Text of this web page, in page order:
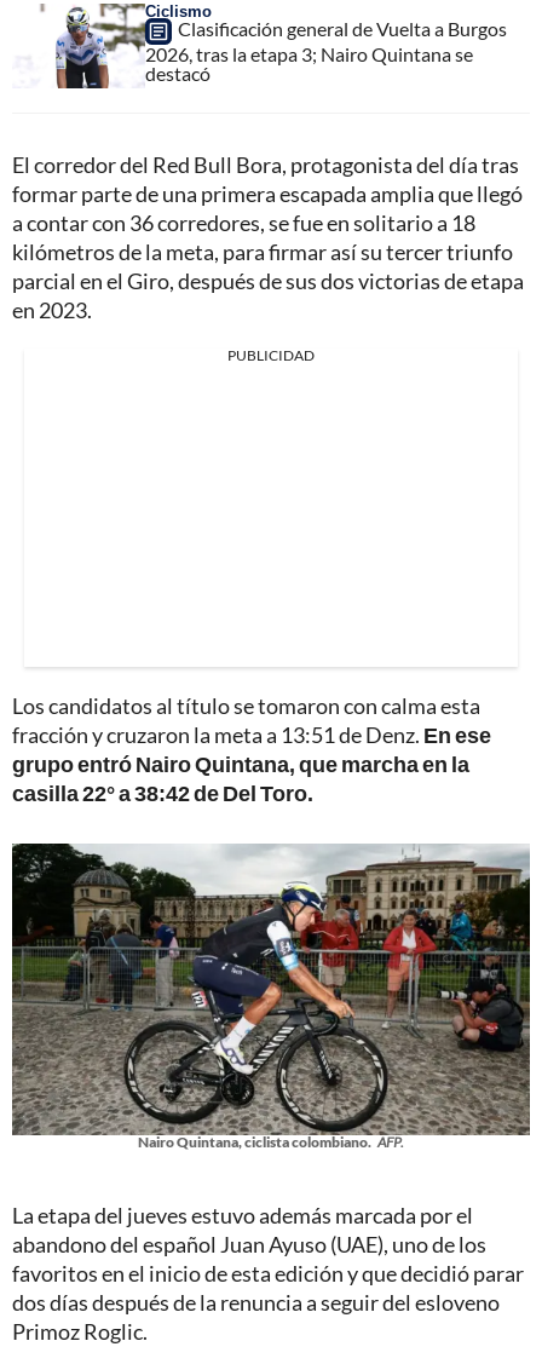
Ciclismo
Clasificación general de Vuelta a Burgos
2026, tras la etapa 3; Nairo Quintana se
destacó
El corredor del Red Bull Bora, protagonista del día tras
formar parte de una primera escapada amplia que llegó
a contar con 36 corredores, se fue en solitario a 18
kilómetros de la meta, para firmar así su tercer triunfo
parcial en el Giro, después de sus dos victorias de etapa
en 2023.
PUBLICIDAD
Los candidatos al título se tomaron con calma esta
fracción y cruzaron la meta a 13:51 de Denz. En ese
grupo entró Nairo Quintana, que marcha en la
casilla 22° a 38:42 de Del Toro.
Nairo Quintana, ciclista colombiano. AFP.
La etapa del jueves estuvo además marcada por el
abandono del español Juan Ayuso (UAE), uno de los
favoritos en el inicio de esta edición y que decidió parar
dos días después de la renuncia a seguir del esloveno
Primoz Roglic.